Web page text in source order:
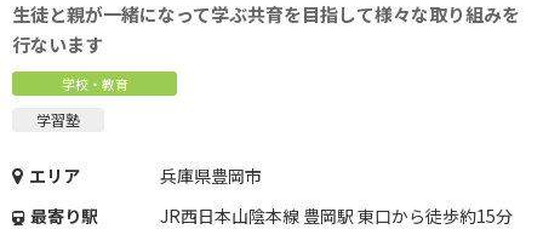
生徒と親が一緒になって学ぶ共育を目指して様々な取り組みを
行ないます
学校・教育
学習塾
エリア
兵庫県豊岡市
最寄り駅
JR西日本山陰本線 豊岡駅 東口から徒歩約15分